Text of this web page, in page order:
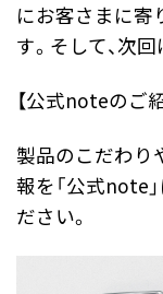
にお客さまに寄
す。そして、次
【公式noteのご
製品のこだわり
報を「公式note
ださい。